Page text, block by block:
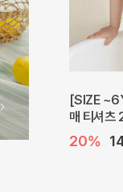
[SIZE
매 티셔츠
20%